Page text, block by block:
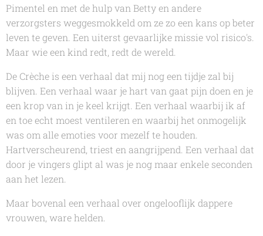
Pimentel en met de hulp van Betty en andere
verzorgsters weggesmokkeld om ze zo een kans op beter
leven te geven. Een uiterst gevaarlijke missie vol risico's.
Maar wie een kind redt, redt de wereld.
De Crèche is een verhaal dat mij nog een tijdje zal bij
blijven. Een verhaal waar je hart van gaat pijn doen en je
een krop van in je keel krijgt. Een verhaal waarbij ik af
en toe echt moest ventileren en waarbij het onmogelijk
was om alle emoties voor mezelf te houden.
Hartverscheurend, triest en aangrijpend. Een verhaal dat
door je vingers glipt al was je nog maar enkele seconden
aan het lezen.
Maar bovenal een verhaal over ongelooflijk dappere
vrouwen, ware helden.